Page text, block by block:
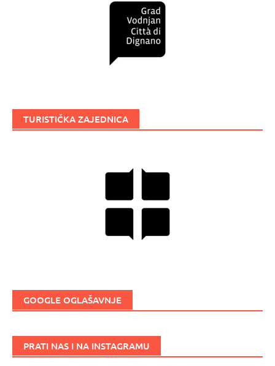
TURISTIČKA ZAJEDNICA
GOOGLE OGLAŠAVNJE
PRATI NAS I NA INSTAGRAMU